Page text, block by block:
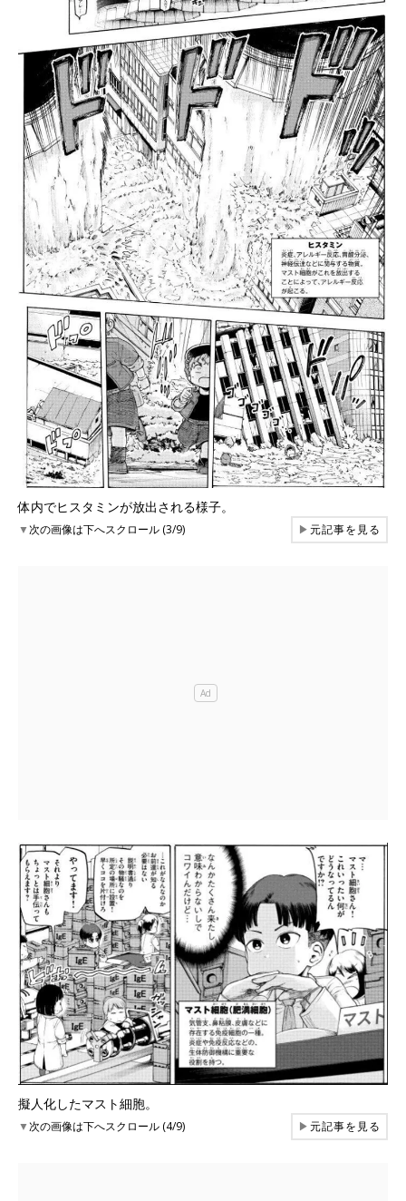
体内でヒスタミンが放出される様子。
▼次の画像は下へスクロール (3/9) ▶元記事を見る
擬人化したマスト細胞。
▼次の画像は下へスクロール (4/9) ▶元記事を見る